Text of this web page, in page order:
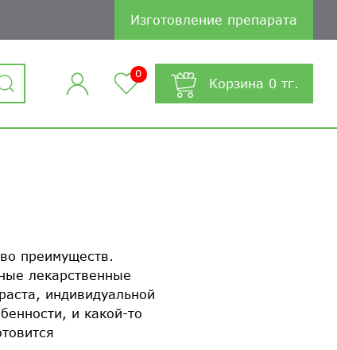
Изготовление препарата
0
Корзина 0 тг.
преимуществ.
лекарственные
индивидуальной
и какой-то